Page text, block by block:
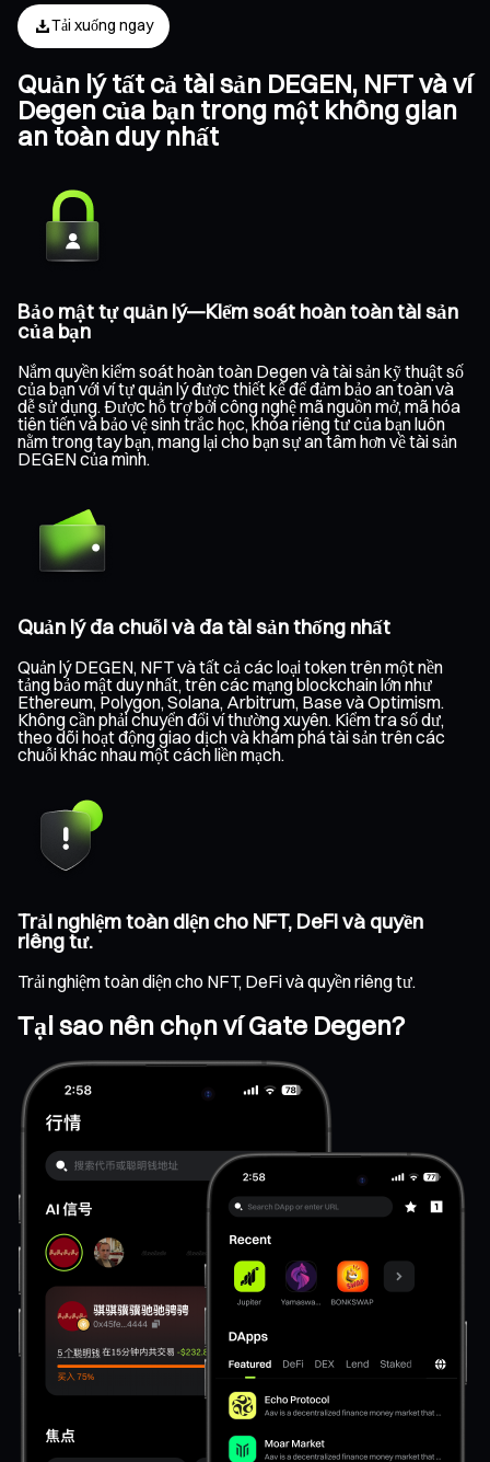
Tải xuống ngay
Quản lý tất cả tài sản DEGEN, NFT và ví
Degen của bạn trong một không gian
an toàn duy nhất
Bảo mật tự quản lý—Kiểm soát hoàn toàn tài sản
của bạn
Nắm quyền kiểm soát hoàn toàn Degen và tài sản kỹ thuật số
của bạn với ví tự quản lý được thiết kế để đảm bảo an toàn và
dễ sử dụng. Được hỗ trợ bởi công nghệ mã nguồn mở, mã hóa
tiên tiến và bảo vệ sinh trắc học, khóa riêng tư của bạn luôn
nằm trong tay bạn, mang lại cho bạn sự an tâm hơn về tài sản
DEGEN của mình.
Quản lý đa chuỗi và đa tài sản thống nhất
Quản lý DEGEN, NFT và tất cả các loại token trên một nền
tảng bảo mật duy nhất, trên các mạng blockchain lớn như
Ethereum, Polygon, Solana, Arbitrum, Base và Optimism.
Không cần phải chuyển đổi ví thường xuyên. Kiểm tra số dư,
theo dõi hoạt động giao dịch và khám phá tài sản trên các
chuỗi khác nhau một cách liền mạch.
Trải nghiệm toàn diện cho NFT, DeFi và quyền
riêng tư.
Trải nghiệm toàn diện cho NFT, DeFi và quyền riêng tư.
Tại sao nên chọn ví Gate Degen?